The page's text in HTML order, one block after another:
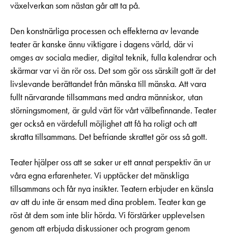
växelverkan som nästan går att ta på.
Den konstnärliga processen och effekterna av levande
teater är kanske ännu viktigare i dagens värld, där vi
omges av sociala medier, digital teknik, fulla kalendrar och
skärmar var vi än rör oss. Det som gör oss särskilt gott är det
livslevande berättandet från mänska till mänska. Att vara
fullt närvarande tillsammans med andra människor, utan
störningsmoment, är guld värt för vårt välbefinnande. Teater
ger också en värdefull möjlighet att få ha roligt och att
skratta tillsammans. Det befriande skrattet gör oss så gott.
Teater hjälper oss att se saker ur ett annat perspektiv än ur
våra egna erfarenheter. Vi upptäcker det mänskliga
tillsammans och får nya insikter. Teatern erbjuder en känsla
av att du inte är ensam med dina problem. Teater kan ge
röst åt dem som inte blir hörda. Vi förstärker upplevelsen
genom att erbjuda diskussioner och program genom